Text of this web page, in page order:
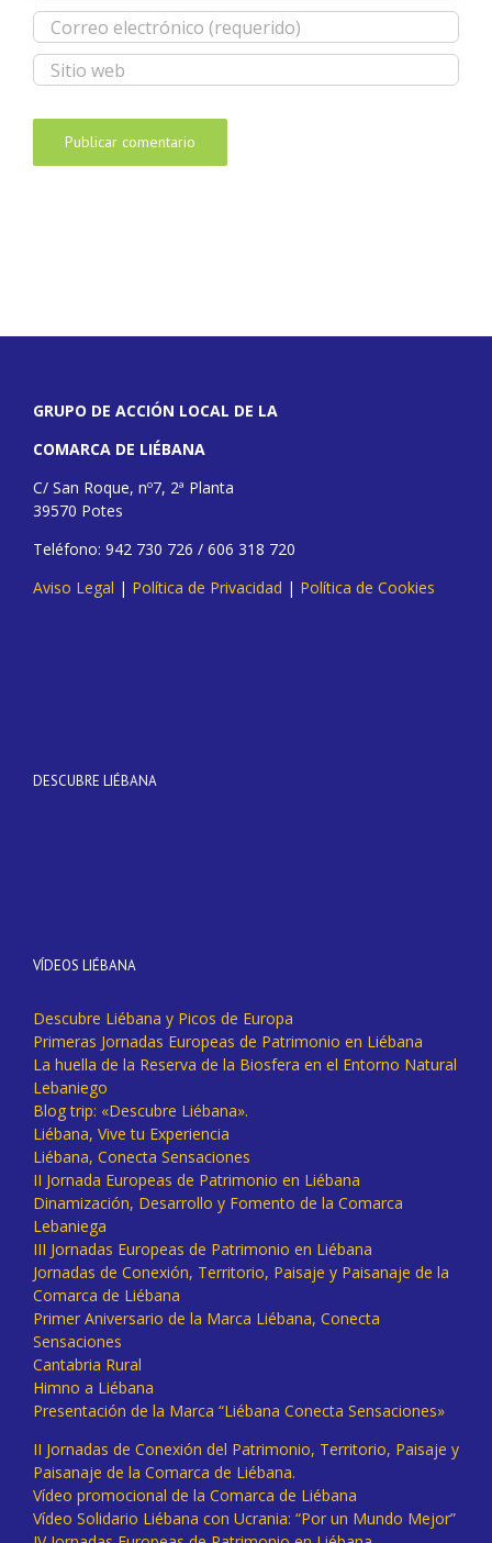
GRUPO DE ACCIÓN LOCAL DE LA
COMARCA DE LIÉBANA
C/ San Roque, nº7, 2ª Planta
39570 Potes
Teléfono: 942 730 726 / 606 318 720
Aviso Legal | Política de Privacidad | Política de Cookies
DESCUBRE LIÉBANA
VÍDEOS LIÉBANA
Descubre Liébana y Picos de Europa
Primeras Jornadas Europeas de Patrimonio en Liébana
La huella de la Reserva de la Biosfera en el Entorno Natural
Lebaniego
Blog trip: «Descubre Liébana».
Liébana, Vive tu Experiencia
Liébana, Conecta Sensaciones
II Jornada Europeas de Patrimonio en Liébana
Dinamización, Desarrollo y Fomento de la Comarca
Lebaniega
III Jornadas Europeas de Patrimonio en Liébana
Jornadas de Conexión, Territorio, Paisaje y Paisanaje de la
Comarca de Liébana
Primer Aniversario de la Marca Liébana, Conecta
Sensaciones
Cantabria Rural
Himno a Liébana
Presentación de la Marca “Liébana Conecta Sensaciones»
II Jornadas de Conexión del Patrimonio, Territorio, Paisaje y
Paisanaje de la Comarca de Liébana.
Vídeo promocional de la Comarca de Liébana
Vídeo Solidario Liébana con Ucrania: “Por un Mundo Mejor”